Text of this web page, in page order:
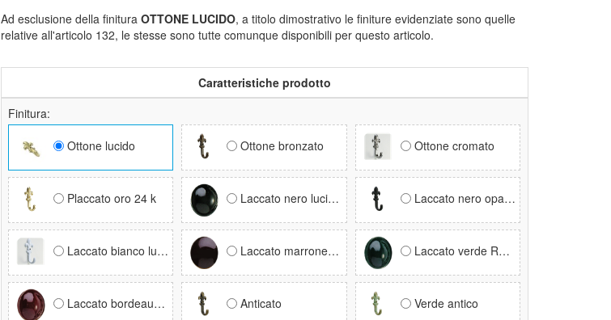
Ad esclusione della finitura OTTONE LUCIDO, a titolo dimostrativo le finiture evidenziate sono quelle
relative all'articolo 132, le stesse sono tutte comunque disponibili per questo articolo.
Caratteristiche prodotto
Finitura:
Ottone lucido Ottone bronzato Ottone cromato
Placcato oro 24 k Laccato nero lucido RAL 9005 Laccato nero opaco RAL 9005
Laccato bianco lucido RAL 9016 Laccato marrone RAL 8017 Laccato verde RAL 6005
Laccato bordeaux RAL 3005 Anticato Verde antico